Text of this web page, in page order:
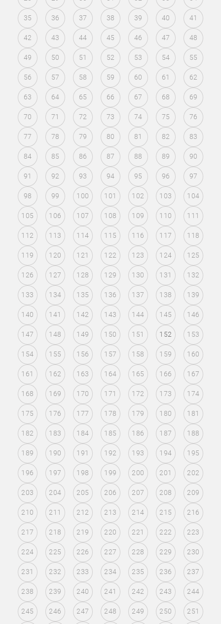
35 36 37 38 39 40 41
42 43 44 45 46 47 48
49 50 51 52 53 54 55
56 57 58 59 60 61 62
63 64 65 66 67 68 69
70 71 72 73 74 75 76
77 78 79 80 81 82 83
84 85 86 87 88 89 90
91 92 93 94 95 96 97
98 99 100 101 102 103 104
105 106 107 108 109 110 111
112 113 114 115 116 117 118
119 120 121 122 123 124 125
126 127 128 129 130 131 132
133 134 135 136 137 138 139
140 141 142 143 144 145 146
147 148 149 150 151 152 153
154 155 156 157 158 159 160
161 162 163 164 165 166 167
168 169 170 171 172 173 174
175 176 177 178 179 180 181
182 183 184 185 186 187 188
189 190 191 192 193 194 195
196 197 198 199 200 201 202
203 204 205 206 207 208 209
210 211 212 213 214 215 216
217 218 219 220 221 222 223
224 225 226 227 228 229 230
231 232 233 234 235 236 237
238 239 240 241 242 243 244
245 246 247 248 249 250 251